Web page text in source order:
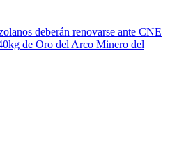
deberán renovarse ante CNE
de Oro del Arco Minero del